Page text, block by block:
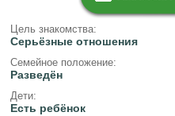
Цель знакомства:
Серьёзные отношения
Семейное положение:
Разведён
Дети:
Есть ребёнок